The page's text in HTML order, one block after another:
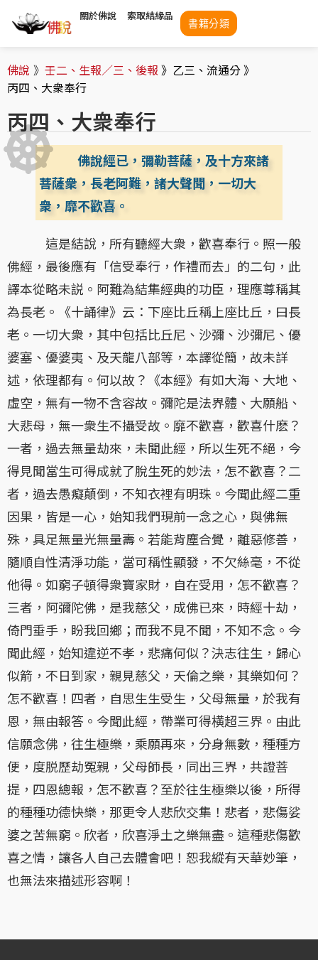
關於佛說 索取結緣品
書籍分類
佛說 》 壬二、生報／三、後報 》乙三、流通分 》
丙四、大衆奉行
丙四、大衆奉行
佛說經已，彌勒菩薩，及十方來諸
菩薩衆，長老阿難，諸大聲聞，一切大
衆，靡不歡喜。
這是結說，所有聽經大衆，歡喜奉行。照一般
佛經，最後應有「信受奉行，作禮而去」的二句，此
譯本從略未説。阿難為結集經典的功臣，理應尊稱其
為長老。《十誦律》云：下座比丘稱上座比丘，曰長
老。一切大衆，其中包括比丘尼、沙彌、沙彌尼、優
婆塞、優婆夷、及天龍八部等，本譯從簡，故未詳
述，依理都有。何以故？《本經》有如大海、大地、
虛空，無有一物不含容故。彌陀是法界體、大願船、
大悲母，無一衆生不攝受故。靡不歡喜，歡喜什麽？
一者，過去無量劫來，未聞此經，所以生死不絕，今
得見聞當生可得成就了脫生死的妙法，怎不歡喜？二
者，過去愚癡顛倒，不知衣裡有明珠。今聞此經二重
因果，皆是一心，始知我們現前一念之心，與佛無
殊，具足無量光無量壽。若能背塵合覺，離惡修善，
隨順自性清淨功能，當可稱性顯發，不欠絲毫，不從
他得。如窮子頓得衆寶家財，自在受用，怎不歡喜？
三者，阿彌陀佛，是我慈父，成佛已來，時經十劫，
倚門垂手，盼我回鄉；而我不見不聞，不知不念。今
聞此經，始知違逆不孝，悲痛何似？決志往生，歸心
似箭，不日到家，親見慈父，天倫之樂，其樂如何？
怎不歡喜！四者，自思生生受生，父母無量，於我有
恩，無由報答。今聞此經，帶業可得横超三界。由此
信願念佛，往生極樂，乘願再來，分身無數，種種方
便，度脱歷劫冤親，父母師長，同出三界，共證菩
提，四恩總報，怎不歡喜？至於往生極樂以後，所得
的種種功德快樂，那更令人悲欣交集！悲者，悲傷娑
婆之苦無窮。欣者，欣喜淨土之樂無盡。這種悲傷歡
喜之情，讓各人自己去體會吧！恕我縱有天華妙筆，
也無法來描述形容啊！